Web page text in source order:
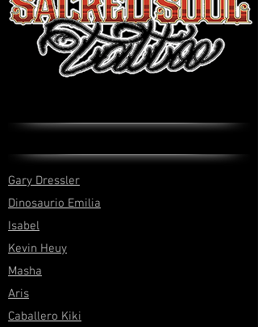
Gary Dressler
Dinosaurio Emilia
Isabel
Kevin Heuy
Masha
Aris
Caballero Kiki